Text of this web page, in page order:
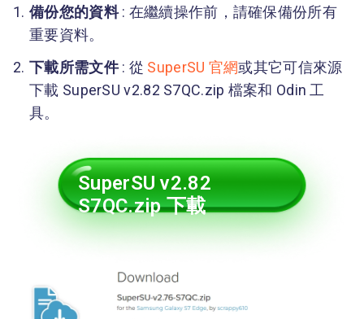
備份您的資料: 在繼續操作前，請確保備份所有
重要資料。
下載所需文件: 從 SuperSU 官網或其它可信來源
下載 SuperSU v2.82 S7QC.zip 檔案和 Odin 工
具。
SuperSU v2.82
S7QC.zip 下載